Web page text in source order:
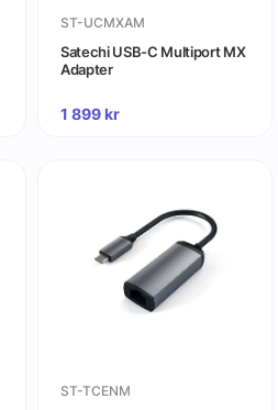
ST-UCMXAM
Satechi USB-C Multiport MX
Adapter
1 899kr
ST-TCENM